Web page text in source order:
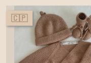
🇨🇵